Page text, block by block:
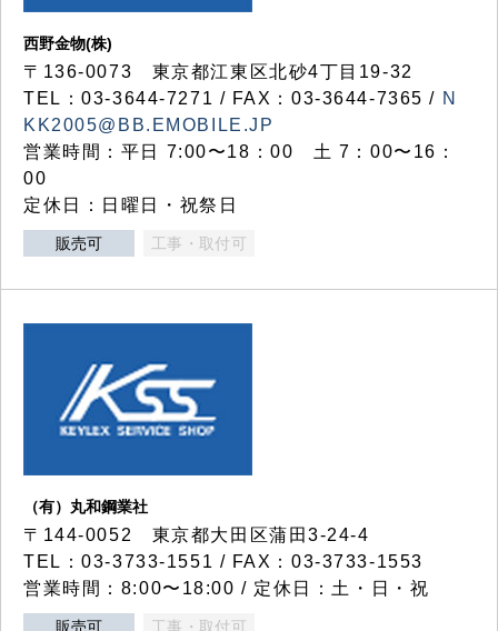
西野金物(株)
〒136-0073 東京都江東区北砂4丁目19-32
TEL：03‐3644‐7271 / FAX：03-3644-7365 / N
KK2005@BB.EMOBILE.JP
営業時間：平日 7:00〜18：00 土 7：00〜16：
00
定休日：日曜日・祝祭日
販売可 工事・取付可
（有）丸和鋼業社
〒144-0052 東京都大田区蒲田3-24-4
TEL：03-3733-1551 / FAX：03-3733-1553
営業時間：8:00〜18:00 / 定休日：土・日・祝
販売可 工事・取付可